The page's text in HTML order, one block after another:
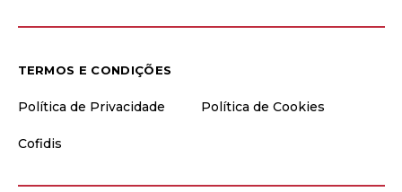
TERMOS E CONDIÇÕES
Política de Privacidade Política de Cookies
Cofidis